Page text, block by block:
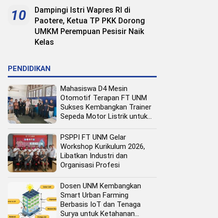
10
Dampingi Istri Wapres RI di
Paotere, Ketua TP PKK Dorong
UMKM Perempuan Pesisir Naik
Kelas
PENDIDIKAN
Mahasiswa D4 Mesin
Otomotif Terapan FT UNM
Sukses Kembangkan Trainer
Sepeda Motor Listrik untuk
PSPPI FT UNM Gelar
Workshop Kurikulum 2026,
Libatkan Industri dan
Organisasi Profesi
Dosen UNM Kembangkan
Smart Urban Farming
Berbasis IoT dan Tenaga
Surya untuk Ketahanan